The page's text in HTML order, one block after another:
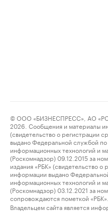
© ООО «БИЗНЕСПРЕСС», АО
2026. Сообщения и материалы
(свидетельство о регистрации
выдано Федеральной службой по
информационных технологий и
(Роскомнадзор) 09.12.2015 за
издания «РБК» (свидетельство
информации выдано
информационных технологий и
(Роскомнадзор) 03.12.2021 за
сопровождаются пометкой «РБК».
Владельцем сайта является